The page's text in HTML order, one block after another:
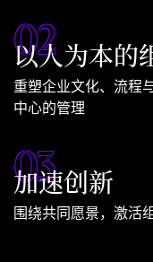
02
以人为本的
重塑企业文化、流程
中心的管理
03
加速创新
围绕共同愿景，激活